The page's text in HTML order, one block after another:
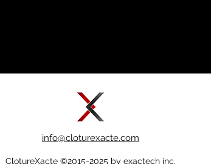
info@cloturexacte.com
ClotureXacte ©2015-2025 by exactech inc.